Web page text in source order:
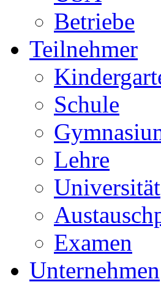
Betriebe
Teilnehmer
Schule
Lehre
Universität
Examen
Unternehmen